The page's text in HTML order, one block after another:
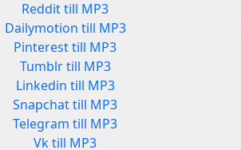
Reddit till MP3
Dailymotion till MP3
Pinterest till MP3
Tumblr till MP3
Linkedin till MP3
Snapchat till MP3
Telegram till MP3
Vk till MP3